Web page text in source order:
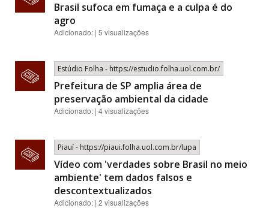
Brasil sufoca em fumaça e a culpa é do
agro
Adicionado: | 5 visualizações
Estúdio Folha - https://estudio.folha.uol.com.br/
Prefeitura de SP amplia área de
preservação ambiental da cidade
Adicionado: | 4 visualizações
Piauí - https://piaui.folha.uol.com.br/lupa
Vídeo com 'verdades sobre Brasil no meio
ambiente' tem dados falsos e
descontextualizados
Adicionado: | 2 visualizações